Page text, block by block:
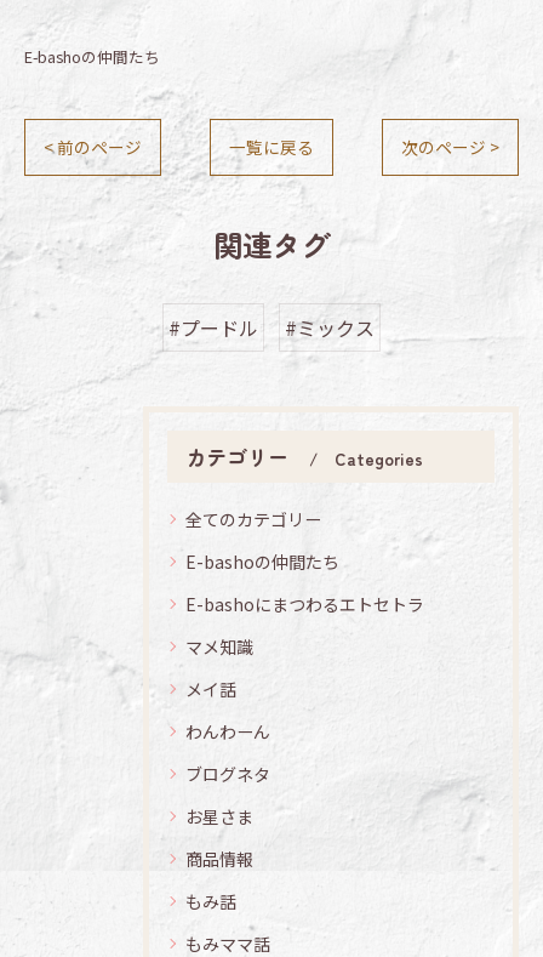
E-bashoの仲間たち
< 前のページ 一覧に戻る 次のページ >
関連タグ
#プードル #ミックス
カテゴリー Categories
全てのカテゴリー
E-bashoの仲間たち
E-bashoにまつわるエトセトラ
マメ知識
メイ話
わんわーん
ブログネタ
お星さま
商品情報
もみ話
もみママ話